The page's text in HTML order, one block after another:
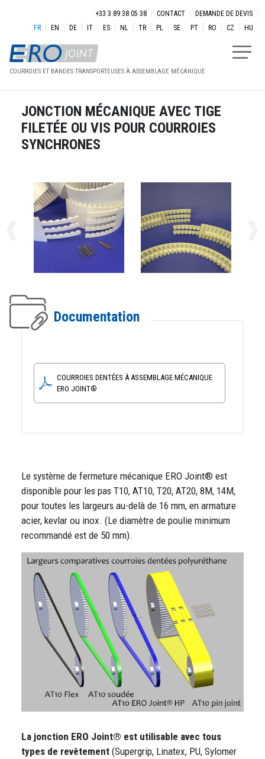
Menu secondaire
+33 3 89 38 05 38 CONTACT
DEMANDE DE DEVIS
FR
EN DE IT ES NL TR PL SE PT RO CZ HU
COURROIES ET BANDES TRANSPORTEUSES À ASSEMBLAGE MÉCANIQUE
JONCTION MÉCANIQUE AVEC TIGE
FILETÉE OU VIS POUR COURROIES
SYNCHRONES
Documentation
COURROIES DENTÉES À ASSEMBLAGE MÉCANIQUE
ERO JOINT®
Le système de fermeture mécanique ERO Joint® est
disponible pour les pas T10, AT10, T20, AT20, 8M, 14M,
pour toutes les largeurs au-delà de 16 mm, en armature
acier, kevlar ou inox. (Le diamètre de poulie minimum
recommandé est de 50 mm).
Image
La jonction ERO Joint® est utilisable avec tous
types de revêtement (Supergrip, Linatex, PU, Sylomer